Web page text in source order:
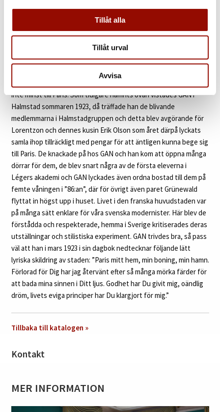
Tillåt alla
Tillåt urval
Avvisa
förvärvades direkt från GAN av konstnären Waldemar Lorentzon
på 1920-talet, den förblev sedan i hans ägo tills den gavs som
gåva till Lorentzons barnbarn Johanna Fries i slutet av 1970-
talet. GAN var av avsevärd vikt för Waldemar Lorentzons
konstnärliga utveckling under de tidiga åren, redan 1919 hade de
träffats och den femton år äldre GAN blev för honom en stor
inte minst till Paris. Som tidigare nämnts ovan vistades GAN i
Halmstad sommaren 1923, då träffade han de blivande
medlemmarna i Halmstadgruppen och detta blev avgörande för
Lorentzon och dennes kusin Erik Olson som året därpå lyckats
samla ihop tillräckligt med pengar för att äntligen kunna bege sig
till Paris. De knackade på hos GAN och han kom att öppna många
dörrar för dem, de blev snart några av de första eleverna i
Légers akademi och GAN lyckades även ordna bostad till dem på
femte våningen i ”86:an”, där för övrigt även paret Grünewald
flyttat in högst upp i huset. Livet i den franska huvudstaden var
på många sätt enklare för våra svenska modernister. Här blev de
förstådda och respekterade, hemma i Sverige kritiserades deras
utställningar och stilistiska experiment. GAN trivdes bra, så pass
väl att han i mars 1923 i sin dagbok nedtecknar följande lätt
lyriska skildring av staden: ”Paris mitt hem, min boning, min hamn.
Förlorad för Dig har jag återvänt efter så många mörka färder för
att bada mina sinnen i Ditt ljus. Godhet har Du givit mig, oändlig
dröm, livets eviga principer har Du klargjort för mig.”
Tillbaka till katalogen »
Kontakt
MER INFORMATION